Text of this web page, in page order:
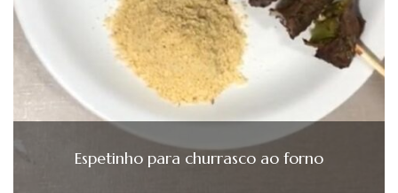
Espetinho para churrasco ao forno